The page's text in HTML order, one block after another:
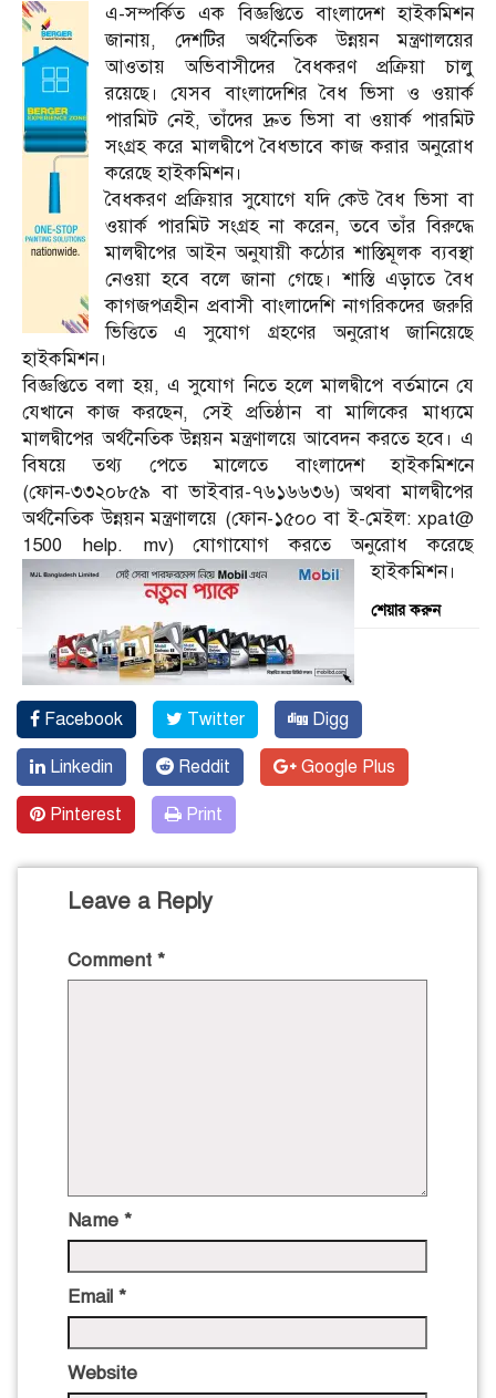
এ-সম্পর্কিত এক বিজ্ঞপ্তিতে বাংলাদেশ হাইকমিশন
জানায়, দেশটির অর্থনৈতিক উন্নয়ন মন্ত্রণালয়ের
আওতায় অভিবাসীদের বৈধকরণ প্রক্রিয়া চালু
রয়েছে। যেসব বাংলাদেশির বৈধ ভিসা ও ওয়ার্ক
পারমিট নেই, তাঁদের দ্রুত ভিসা বা ওয়ার্ক পারমিট
সংগ্রহ করে মালদ্বীপে বৈধভাবে কাজ করার অনুরোধ
করেছে হাইকমিশন।
বৈধকরণ প্রক্রিয়ার সুযোগে যদি কেউ বৈধ ভিসা বা
ওয়ার্ক পারমিট সংগ্রহ না করেন, তবে তাঁর বিরুদ্ধে
মালদ্বীপের আইন অনুযায়ী কঠোর শাস্তিমূলক ব্যবস্থা
নেওয়া হবে বলে জানা গেছে। শাস্তি এড়াতে বৈধ
কাগজপত্রহীন প্রবাসী বাংলাদেশি নাগরিকদের জরুরি
ভিত্তিতে এ সুযোগ গ্রহণের অনুরোধ জানিয়েছে
হাইকমিশন।
বিজ্ঞপ্তিতে বলা হয়, এ সুযোগ নিতে হলে মালদ্বীপে বর্তমানে যে
যেখানে কাজ করছেন, সেই প্রতিষ্ঠান বা মালিকের মাধ্যমে
মালদ্বীপের অর্থনৈতিক উন্নয়ন মন্ত্রণালয়ে আবেদন করতে হবে। এ
বিষয়ে তথ্য পেতে মালেতে বাংলাদেশ হাইকমিশনে
(ফোন-৩৩২০৮৫৯ বা ভাইবার-৭৬১৬৬৩৬) অথবা মালদ্বীপের
অর্থনৈতিক উন্নয়ন মন্ত্রণালয়ে (ফোন-১৫০০ বা ই-মেইল: xpat@
1500 help. mv) যোগাযোগ করতে অনুরোধ করেছে
হাইকমিশন।
শেয়ার করুন
Facebook Twitter Digg
Linkedin Reddit Google Plus
Pinterest Print
Leave a Reply
Comment *
Name *
Email *
Website